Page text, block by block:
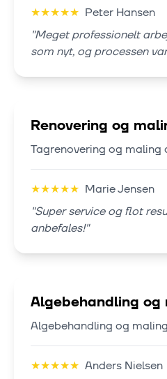
★★★★★ Peter Hansen
"Meget professionelt
som nyt, og processen
Renovering og
Tagrenovering og maling
★★★★★ Marie Jensen
"Super service og flot
anbefales!"
Algebehandling og
Algebehandling og
★★★★★ Anders Nielsen